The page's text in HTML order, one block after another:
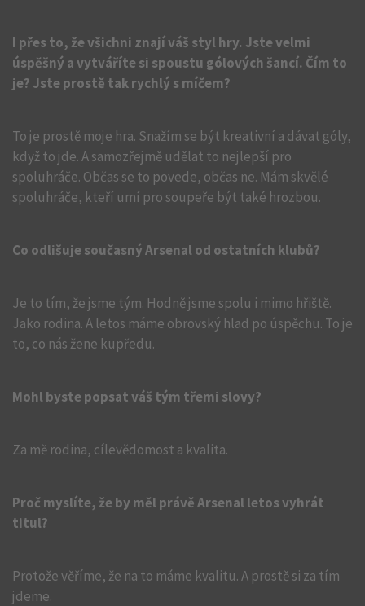
I přes to, že všichni znají váš styl hry. Jste velmi
úspěšný a vytváříte si spoustu gólových šancí. Čím to
je? Jste prostě tak rychlý s míčem?
To je prostě moje hra. Snažím se být kreativní a dávat góly,
když to jde. A samozřejmě udělat to nejlepší pro
spoluhráče. Občas se to povede, občas ne. Mám skvělé
spoluhráče, kteří umí pro soupeře být také hrozbou.
Co odlišuje současný Arsenal od ostatních klubů?
Je to tím, že jsme tým. Hodně jsme spolu i mimo hřiště.
Jako rodina. A letos máme obrovský hlad po úspěchu. To je
to, co nás žene kupředu.
Mohl byste popsat váš tým třemi slovy?
Za mě rodina, cílevědomost a kvalita.
Proč myslíte, že by měl právě Arsenal letos vyhrát
titul?
Protože věříme, že na to máme kvalitu. A prostě si za tím
jdeme.